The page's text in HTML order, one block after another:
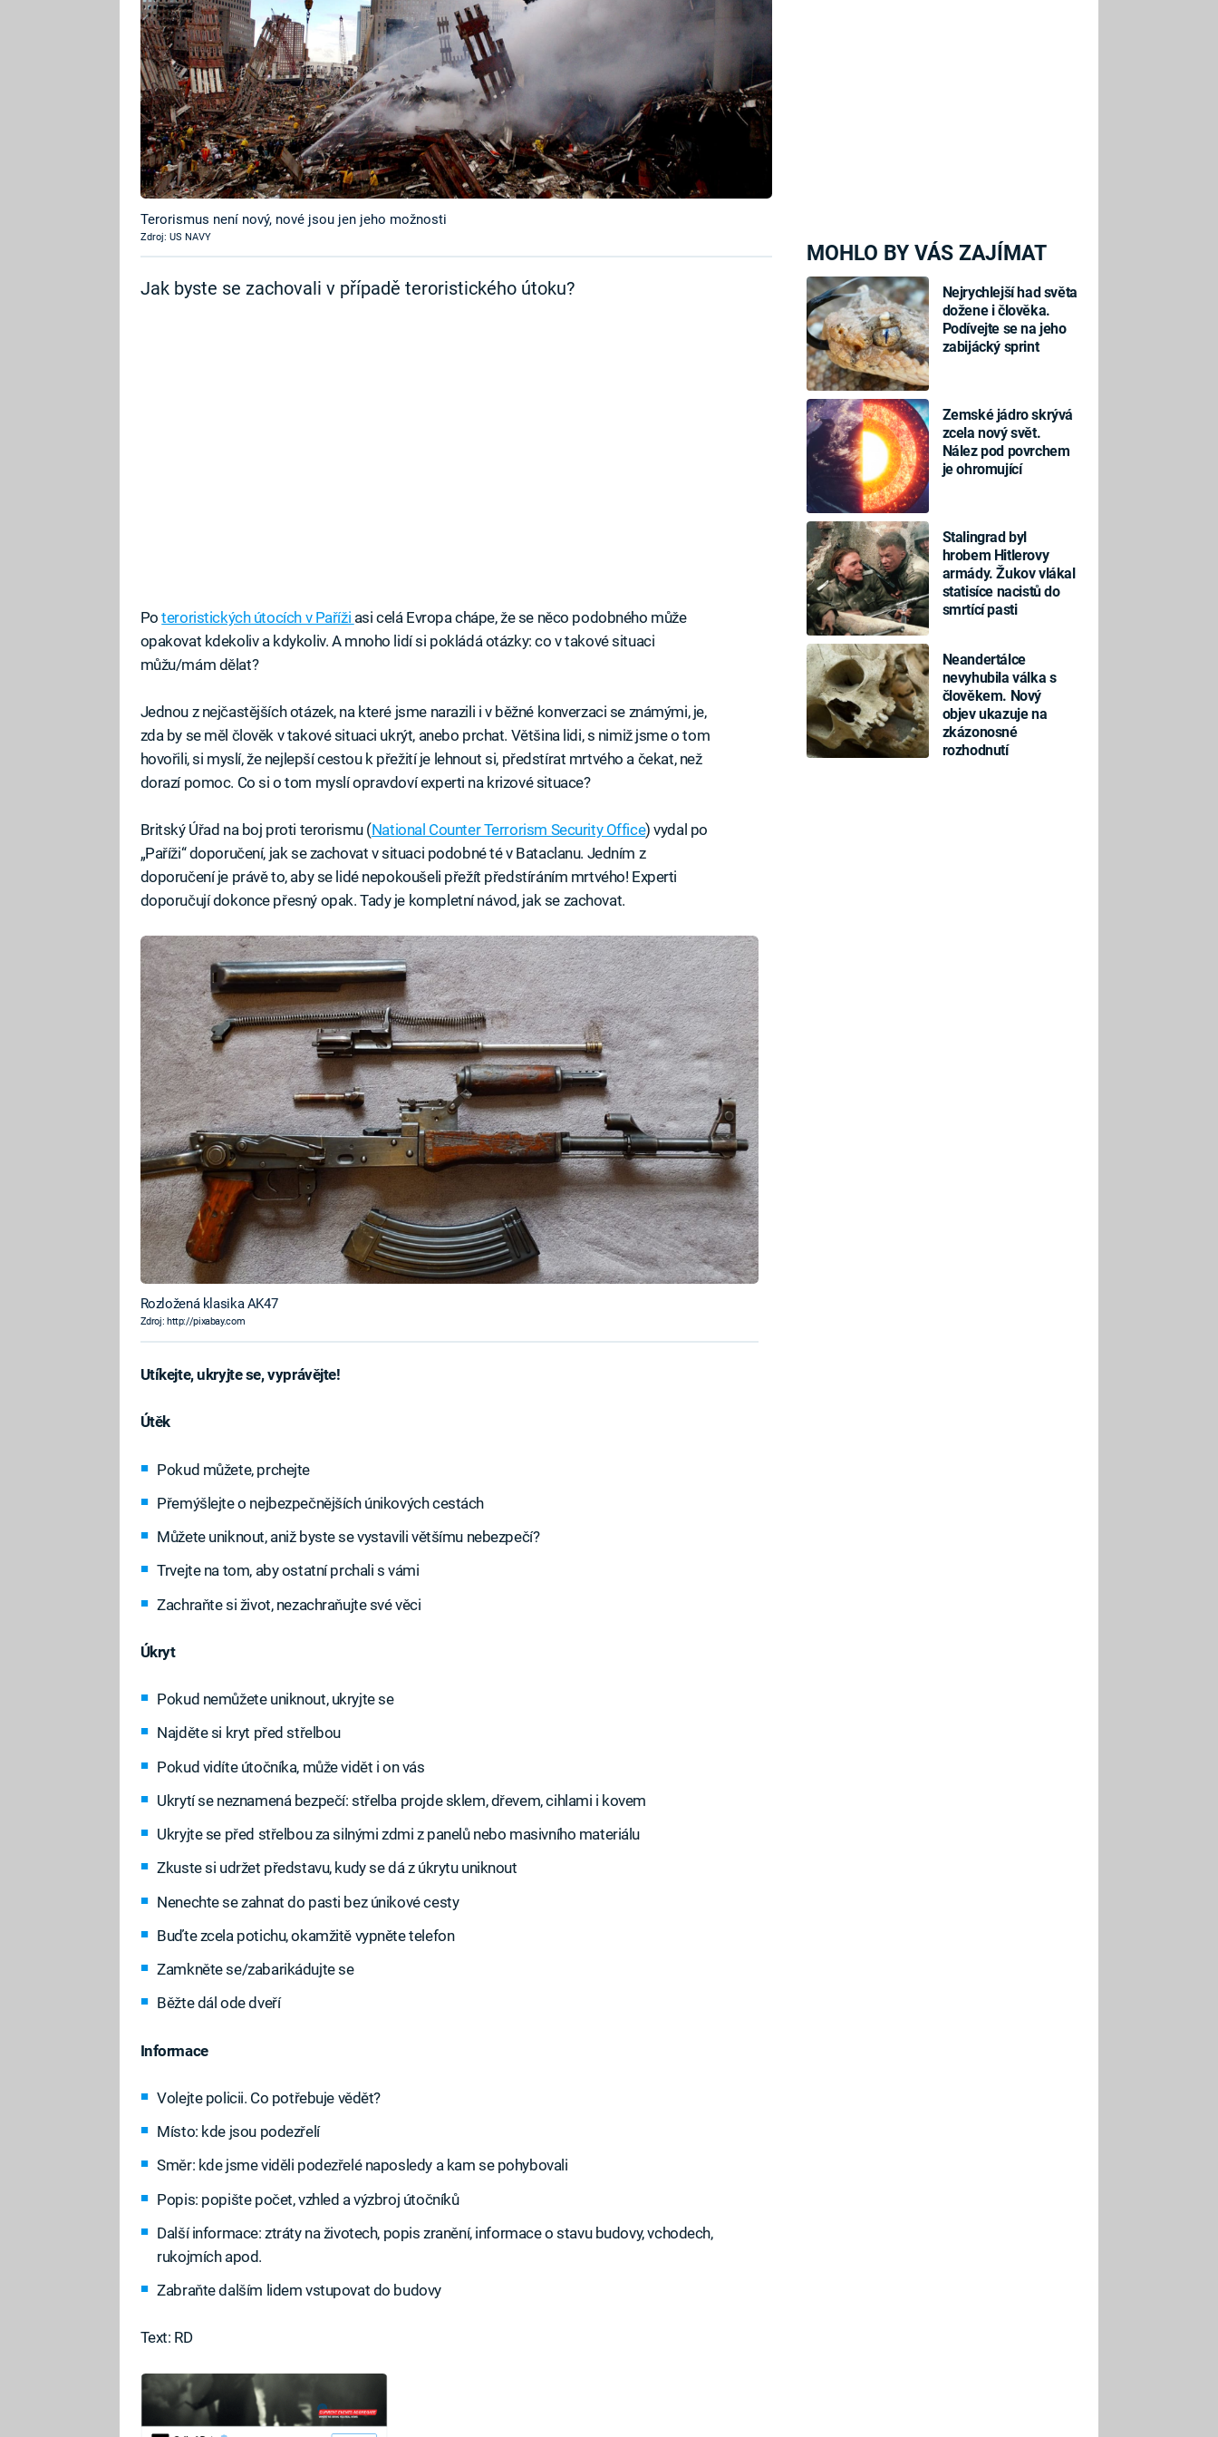
MOHLO BY VÁS ZAJÍMAT
Nejrychlejší had světa
dožene i člověka.
Podívejte se na jeho
zabijácký sprint
Zemské jádro skrývá
zcela nový svět.
Nález pod povrchem
je ohromující
Stalingrad byl
hrobem Hitlerovy
armády. Žukov vlákal
statisíce nacistů do
smrtící pasti
Neandertálce
nevyhubila válka s
člověkem. Nový
objev ukazuje na
zkázonosné
rozhodnutí
Terorismus není nový, nové jsou jen jeho možnosti
Zdroj: US NAVY
Jak byste se zachovali v případě teroristického útoku?
Poteroristických útocích v Paříži asi celá Evropa chápe, že se něco podobného může
opakovat kdekoliv a kdykoliv. A mnoho lidí si pokládá otázky: co v takové situaci
můžu/mám dělat?
Jednou z nejčastějších otázek, na které jsme narazili i v běžné konverzaci se známými, je,
zda by se měl člověk v takové situaci ukrýt, anebo prchat. Většina lidi, s nimiž jsme o tom
hovořili, si myslí, že nejlepší cestou k přežití je lehnout si, předstírat mrtvého a čekat, než
dorazí pomoc. Co si o tom myslí opravdoví experti na krizové situace?
Britský Úřad na boj proti terorismu (National Counter Terrorism Security Office) vydal po
„Paříži“ doporučení, jak se zachovat v situaci podobné té v Bataclanu. Jedním z
doporučení je právě to, aby se lidé nepokoušeli přežít předstíráním mrtvého! Experti
doporučují dokonce přesný opak. Tady je kompletní návod, jak se zachovat.
Rozložená klasika AK47
Zdroj: http://pixabay.com
Utíkejte, ukryjte se, vyprávějte!
Útěk
Pokud můžete, prchejte
Přemýšlejte o nejbezpečnějších únikových cestách
Můžete uniknout, aniž byste se vystavili většímu nebezpečí?
Trvejte na tom, aby ostatní prchali s vámi
Zachraňte si život, nezachraňujte své věci
Úkryt
Pokud nemůžete uniknout, ukryjte se
Najděte si kryt před střelbou
Pokud vidíte útočníka, může vidět i on vás
Ukrytí se neznamená bezpečí: střelba projde sklem, dřevem, cihlami i kovem
Ukryjte se před střelbou za silnými zdmi z panelů nebo masivního materiálu
Zkuste si udržet představu, kudy se dá z úkrytu uniknout
Nenechte se zahnat do pasti bez únikové cesty
Buďte zcela potichu, okamžitě vypněte telefon
Zamkněte se/zabarikádujte se
Běžte dál ode dveří
Informace
Volejte policii. Co potřebuje vědět?
Místo: kde jsou podezřelí
Směr: kde jsme viděli podezřelé naposledy a kam se pohybovali
Popis: popište počet, vzhled a výzbroj útočníků
Další informace: ztráty na životech, popis zranění, informace o stavu budovy, vchodech,
rukojmích apod.
Zabraňte dalším lidem vstupovat do budovy
Text: RD